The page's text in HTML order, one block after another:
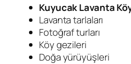
Kuyucak Lavanta
Lavanta tarlaları
Fotoğraf turları
Köy gezileri
Doğa yürüyüşleri